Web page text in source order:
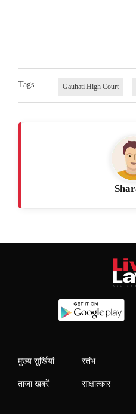
Tags Gauhati High Court
मुख्य सुर्खियां
ताजा खबरें
स्तंभ
साक्षात्कार